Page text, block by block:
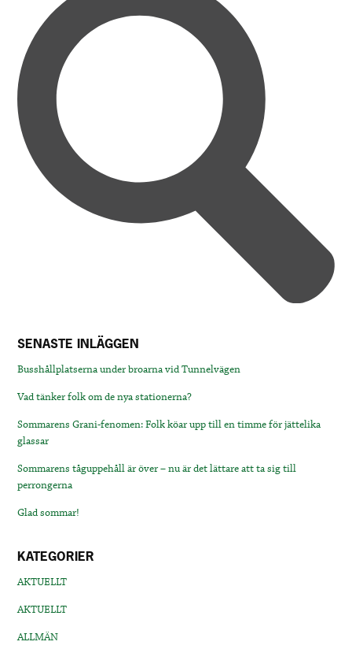
SENASTE INLÄGGEN
Busshållplatserna under broarna vid Tunnelvägen
Vad tänker folk om de nya stationerna?
Sommarens Grani-fenomen: Folk köar upp till en timme för jättelika
glassar
Sommarens tåguppehåll är över – nu är det lättare att ta sig till
perrongerna
Glad sommar!
KATEGORIER
AKTUELLT
AKTUELLT
ALLMÄN